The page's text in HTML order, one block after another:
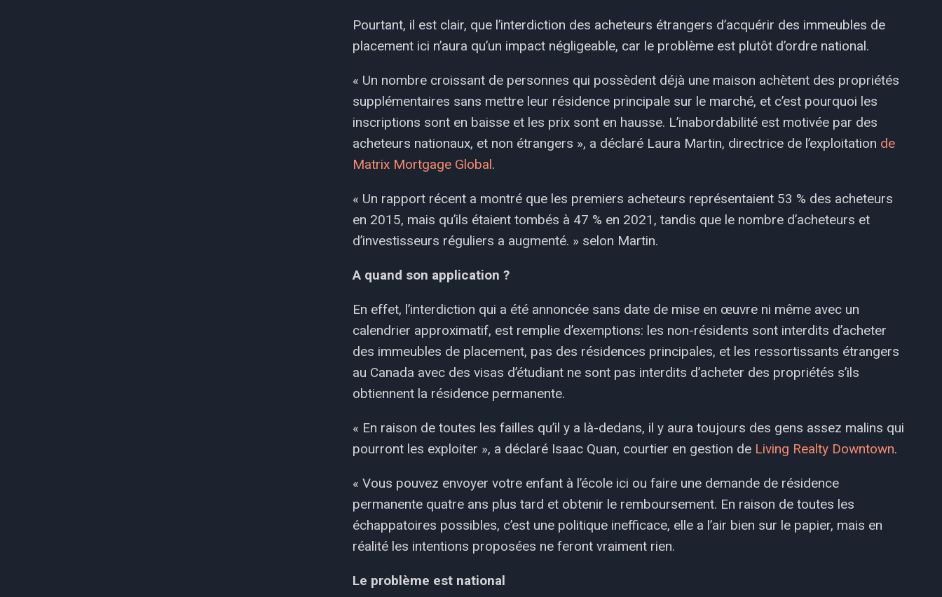
Pourtant, il est clair, que l’interdiction des acheteurs étrangers d’acquérir des immeubles de
placement ici n’aura qu’un impact négligeable, car le problème est plutôt d’ordre national.
« Un nombre croissant de personnes qui possèdent déjà une maison achètent des propriétés
supplémentaires sans mettre leur résidence principale sur le marché, et c’est pourquoi les
inscriptions sont en baisse et les prix sont en hausse. L’inabordabilité est motivée par des
acheteurs nationaux, et non étrangers », a déclaré Laura Martin, directrice de l’exploitation de
Matrix Mortgage Global.
« Un rapport récent a montré que les premiers acheteurs représentaient 53 % des acheteurs
en 2015, mais qu’ils étaient tombés à 47 % en 2021, tandis que le nombre d’acheteurs et
d’investisseurs réguliers a augmenté. » selon Martin.
A quand son application ?
En effet, l’interdiction qui a été annoncée sans date de mise en œuvre ni même avec un
calendrier approximatif, est remplie d’exemptions: les non-résidents sont interdits d’acheter
des immeubles de placement, pas des résidences principales, et les ressortissants étrangers
au Canada avec des visas d’étudiant ne sont pas interdits d’acheter des propriétés s’ils
obtiennent la résidence permanente.
« En raison de toutes les failles qu’il y a là-dedans, il y aura toujours des gens assez malins qui
pourront les exploiter », a déclaré Isaac Quan, courtier en gestion de Living Realty Downtown.
« Vous pouvez envoyer votre enfant à l’école ici ou faire une demande de résidence
permanente quatre ans plus tard et obtenir le remboursement. En raison de toutes les
échappatoires possibles, c’est une politique inefficace, elle a l’air bien sur le papier, mais en
réalité les intentions proposées ne feront vraiment rien.
Le problème est national